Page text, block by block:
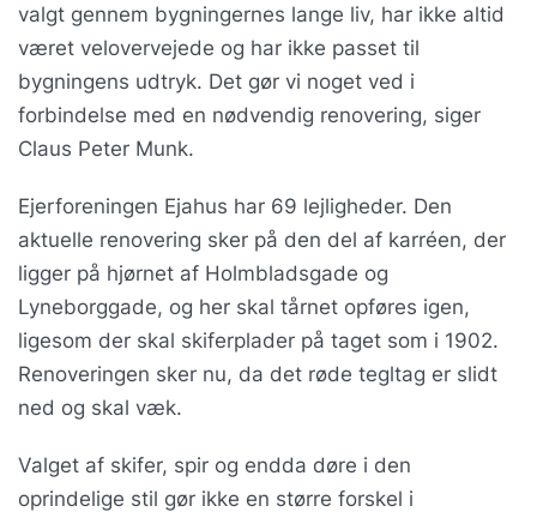
valgt gennem bygningernes lange liv, har ikke altid
været velovervejede og har ikke passet til
bygningens udtryk. Det gør vi noget ved i
forbindelse med en nødvendig renovering, siger
Claus Peter Munk.
Ejerforeningen Ejahus har 69 lejligheder. Den
aktuelle renovering sker på den del af karréen, der
ligger på hjørnet af Holmbladsgade og
Lyneborggade, og her skal tårnet opføres igen,
ligesom der skal skiferplader på taget som i 1902.
Renoveringen sker nu, da det røde tegltag er slidt
ned og skal væk.
Valget af skifer, spir og endda døre i den
oprindelige stil gør ikke en større forskel i